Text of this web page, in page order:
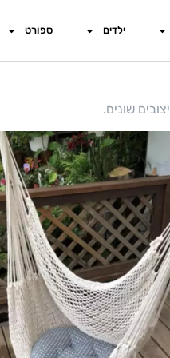
ילדים ספורט
שונים.